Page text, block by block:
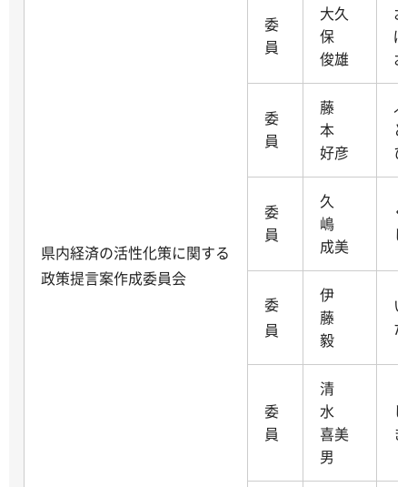
県内経済の活性化策に関する
政策提言案作成委員会
委
員
大久
保
俊雄
お
委
員
藤
本
好彦
委
員
久
嶋
成美
委
員
伊
藤
毅
委
員
清
水
喜美
男